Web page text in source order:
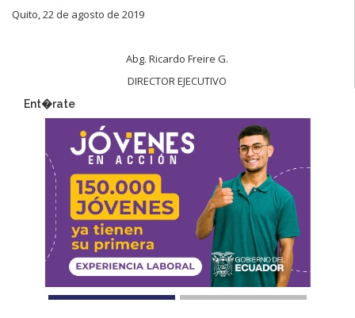
Quito, 22 de agosto de 2019
Abg. Ricardo Freire G.
DIRECTOR EJECUTIVO
Ent�rate